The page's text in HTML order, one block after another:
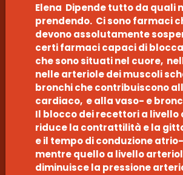
Elena Dipende tutto da quali
prendendo. Ci sono farmaci
devono assolutamente
certi farmaci capaci di
che sono situati nel cuore,
nelle arteriole dei muscoli
bronchi che contribuiscono
cardiaco, e alla vaso- e
Il blocco dei recettori a livello
riduce la contrattilità e la
e il tempo di conduzione
mentre quello a livello
diminuisce la pressione